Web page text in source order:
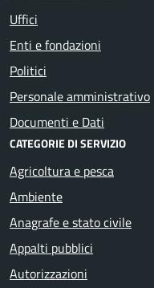
Uffici
Enti e fondazioni
Politici
Personale amministrativo
Documenti e Dati
CATEGORIE DI SERVIZIO
Agricoltura e pesca
Ambiente
Anagrafe e stato civile
Appalti pubblici
Autorizzazioni